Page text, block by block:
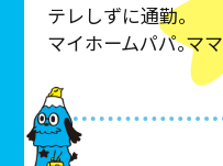
テレしずに通勤。
マイホームパパ。マ